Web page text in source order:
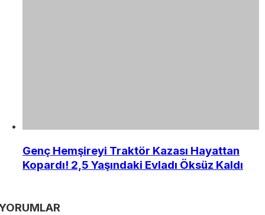
Genç Hemşireyi Traktör Kazası Hayattan
Kopardı! 2,5 Yaşındaki Evladı Öksüz Kaldı